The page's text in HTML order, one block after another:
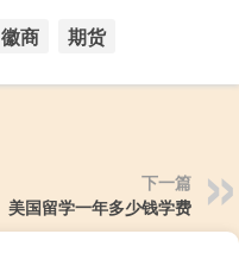
徽商 期货
下一篇
美国留学一年多少钱学费